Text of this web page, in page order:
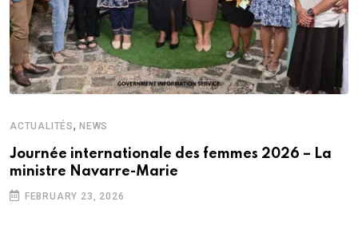
ACTUALITÉS, NEWS
Journée internationale des femmes 2026 – La
ministre Navarre-Marie
FEBRUARY 23, 2026